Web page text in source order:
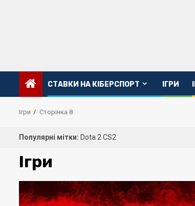
CТАВКИ НА КІБЕРСПОРТ ІГРИ
Ігри Сторінка 8
Популярні мітки: Dota 2 CS2
Ігри